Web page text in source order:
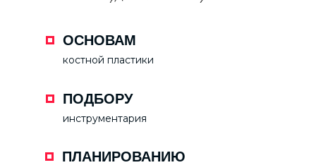
ОСНОВАМ
костной пластики
ПЛАНИРОВАНИЮ
ПОДБОРУ
инструментария